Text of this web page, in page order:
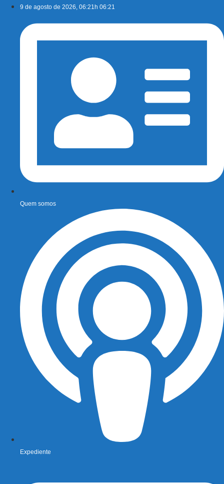
conteúdo
9 de agosto de 2026, 06:21h 06:21
Quem somos
Expediente